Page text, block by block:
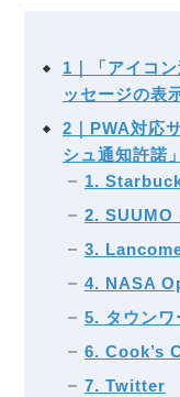
1｜「アイコ
ッセージの表
2｜PWA対応
シュ通知許諾
1.
2. SUUMO
3.
4. NASA
5. タウンワ
6. Cook’s
7. Twitter